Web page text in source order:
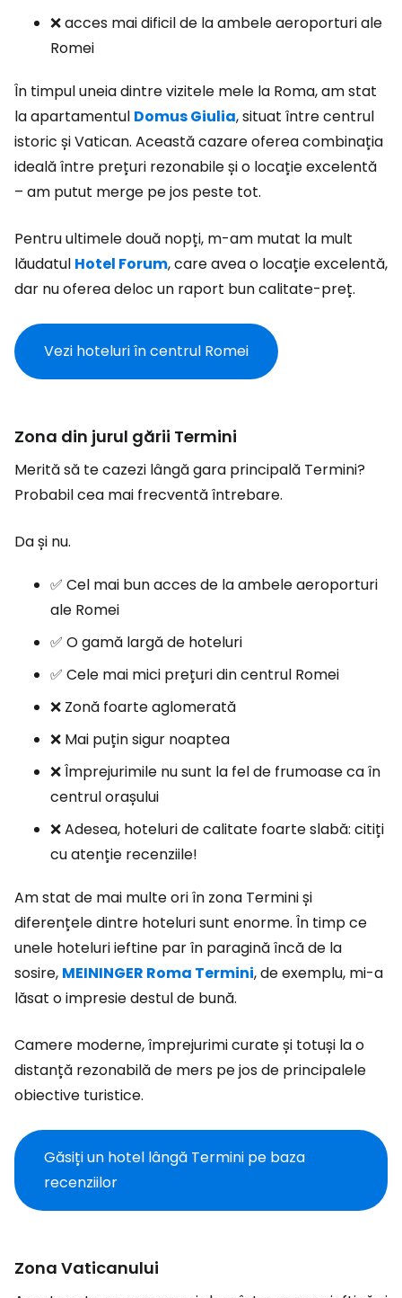
❌ acces mai dificil de la ambele aeroporturi ale
Romei
În timpul uneia dintre vizitele mele la Roma, am stat
la apartamentul Domus Giulia, situat între centrul
istoric și Vatican. Această cazare oferea combinația
ideală între prețuri rezonabile și o locație excelentă
– am putut merge pe jos peste tot.
Pentru ultimele două nopți, m-am mutat la mult
lăudatul Hotel Forum, care avea o locație excelentă,
dar nu oferea deloc un raport bun calitate-preț.
Vezi hoteluri în centrul Romei
Zona din jurul gării Termini
Merită să te cazezi lângă gara principală Termini?
Probabil cea mai frecventă întrebare.
Da și nu.
✅ Cel mai bun acces de la ambele aeroporturi
ale Romei
✅ O gamă largă de hoteluri
✅ Cele mai mici prețuri din centrul Romei
❌ Zonă foarte aglomerată
❌ Mai puțin sigur noaptea
❌ Împrejurimile nu sunt la fel de frumoase ca în
centrul orașului
❌ Adesea, hoteluri de calitate foarte slabă: citiți
cu atenție recenziile!
Am stat de mai multe ori în zona Termini și
diferențele dintre hoteluri sunt enorme. În timp ce
unele hoteluri ieftine par în paragină încă de la
sosire, MEININGER Roma Termini, de exemplu, mi-a
lăsat o impresie destul de bună.
Camere moderne, împrejurimi curate și totuși la o
distanță rezonabilă de mers pe jos de principalele
obiective turistice.
Găsiți un hotel lângă Termini pe baza
recenziilor
Zona Vaticanului